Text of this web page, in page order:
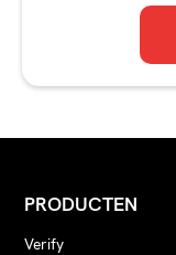
PRODUCTEN
Verify